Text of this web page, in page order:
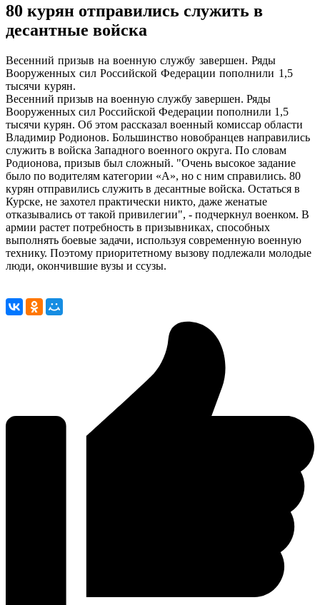
80 курян отправились служить в
десантные войска
Весенний призыв на военную службу завершен. Ряды
Вооруженных сил Российской Федерации пополнили 1,5
тысячи курян.
Весенний призыв на военную службу завершен. Ряды
Вооруженных сил Российской Федерации пополнили 1,5
тысячи курян. Об этом рассказал военный комиссар области
Владимир Родионов. Большинство новобранцев направились
служить в войска Западного военного округа. По словам
Родионова, призыв был сложный. "Очень высокое задание
было по водителям категории «А», но с ним справились. 80
курян отправились служить в десантные войска. Остаться в
Курске, не захотел практически никто, даже женатые
отказывались от такой привилегии", - подчеркнул военком. В
армии растет потребность в призывниках, способных
выполнять боевые задачи, используя современную военную
технику. Поэтому приоритетному вызову подлежали молодые
люди, окончившие вузы и ссузы.